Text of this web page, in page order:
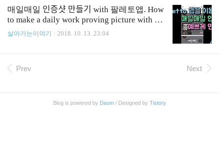
이런걸 하지 않아도 혼자서 부지런히 잘 하는 사람들
은 별로 의미 없는 행위이긴 하지만, 나처럼 의지력
년 2월 - 한편의 컨텐츠로서의 영상을 올리기 시작. 1
영상을 올렸긴 하지만 그냥 필요에 따라 올렸던 영상
들이었다. 일상 기록 용도, 다른 자료의 참고 영상 용
매일매일 인증샷 만들기 with 팔레토앱. How
to make a daily work proving picture with Pal
etto.
살아가는이야기 2018. 10. 13. 23:04
Prev Next
Blog is powered by Daum/ Designed by Tistory